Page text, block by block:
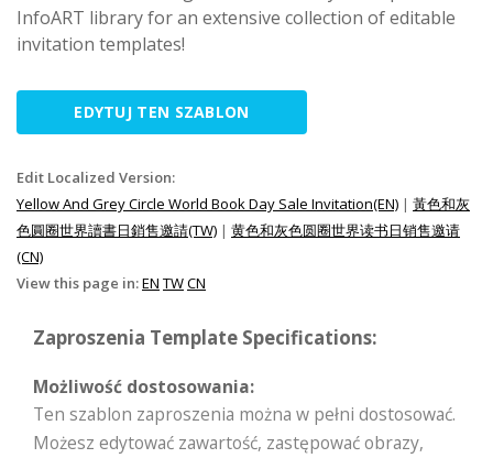
InfoART library for an extensive collection of editable
invitation templates!
EDYTUJ TEN SZABLON
Edit Localized Version:
Yellow And Grey Circle World Book Day Sale Invitation(EN) | 黃色和灰
色圓圈世界讀書日銷售邀請(TW) | 黄色和灰色圆圈世界读书日销售邀请
(CN)
View this page in:EN TWCN
Zaproszenia Template Specifications:
Możliwość dostosowania:
Ten szablon zaproszenia można w pełni dostosować.
Możesz edytować zawartość, zastępować obrazy,